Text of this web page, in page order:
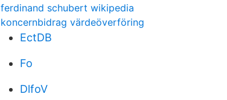
ferdinand schubert wikipedia
koncernbidrag värdeöverföring
EctDB
Fo
DlfoV